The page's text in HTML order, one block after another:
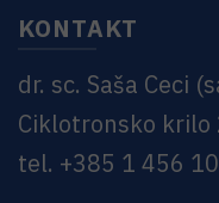
KONTAKT
dr. sc. Saša Ceci (
Ciklotronsko krilo
tel. +385 1 456